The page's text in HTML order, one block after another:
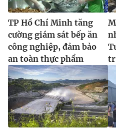
THỜI BÁO VTV
Theo dõi báo trên
Cơ quan chủ quản:Đài Truyền
TP Hồ Chí Minh tăng
cường giám sát bếp ăn
công nghiệp, đảm bảo
an toàn thực phẩm